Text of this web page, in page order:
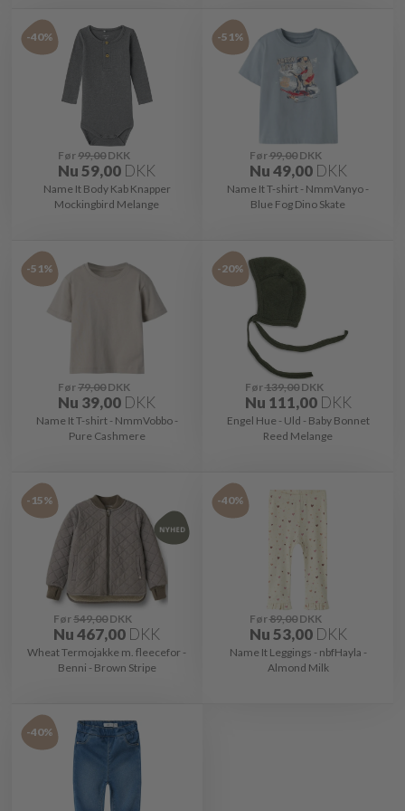
-40%
Før99,00DKK
Nu59,00 DKK
Name It Body Kab Knapper
Mockingbird Melange
-51%
Før99,00DKK
Nu49,00 DKK
Name It T-shirt - NmmVanyo -
Blue Fog Dino Skate
-51%
Før79,00DKK
Nu 39,00 DKK
Name It T-shirt - NmmVobbo -
Pure Cashmere
-20%
Før139,00DKK
Nu 111,00 DKK
Engel Hue - Uld - Baby Bonnet
Reed Melange
-15%
Før549,00DKK
Nu467,00 DKK
Wheat Termojakke m. fleecefor -
Benni - Brown Stripe
-40%
Før89,00DKK
Nu53,00 DKK
Name It Leggings - nbfHayla -
Almond Milk
-40%